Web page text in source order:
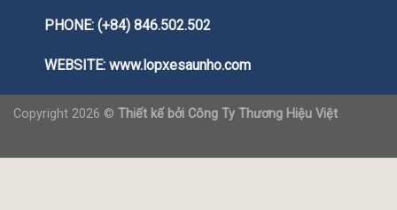
PHONE: (+84) 846.502.502
WEBSITE: www.lopxesaunho.com
Copyright 2026 © Thiết kế bởi Công Ty Thương Hiệu Việt